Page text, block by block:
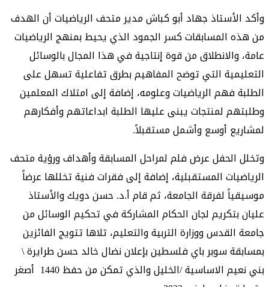
وأكد الأستاذ جهاد أبو كباش مدير متحف الرياضيات أن الهدف
من هذه المسابقات كسر الجمود الذي يحيط بمنهج الرياضيات
عامة، والانطلاق من قوة إنتاجية في هذا المجال بالوسائل
التعليمية التي توضح المفاهيم بطرق تفاعلية تسهل على
الطلبة فهم الرياضيات وعلومه، إضافة إلى امتلاك المعلمين
وطلبتهم لمنتجات يبنى عليها الطلبة ابداعاتهم وأفكارهم
لمشاريع أوسع وأشمل مستقبلاً.
وتخلل الحفل عرض فلم لمراحل المسابقة وأهداف ورؤية متحف
الرياضيات المستقبلية، إضافة إلى فقرات فنية تخللها عرضاً
موسيقياً لفرقة الجامعة، ثم قام أ.د. حسن دويك والأستاذ
عليان بتكريم لجان الحكام المشاركة في تحكيم الوسائل من
جامعة القدس ووزارة التربية والتعليم، تلاها تتويج الفائزين
بمسابقة سوبر باي فلسطين بإعلان نضال خالد حسن طرايرة \
بني نعيم الاساسية /الخليل والذي تمكن من حفظ 1440 أصغر